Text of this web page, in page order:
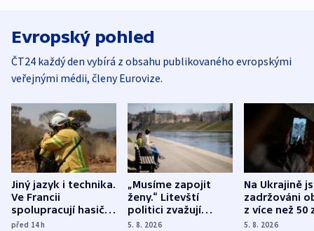
Evropský pohled
ČT24 každý den vybírá z obsahu publikovaného evropskými
veřejnými médii, členy Eurovize.
Jiný jazyk i technika.
Ve Francii
spolupracují hasiči z
různých zemí
před 14h
„Musíme zapojit
ženy.“ Litevští
politici zvažují
dohodu o
5. 8. 2026
Na Ukrajině
zadržováni
z více než 50
Bojovali na
5. 8. 2026